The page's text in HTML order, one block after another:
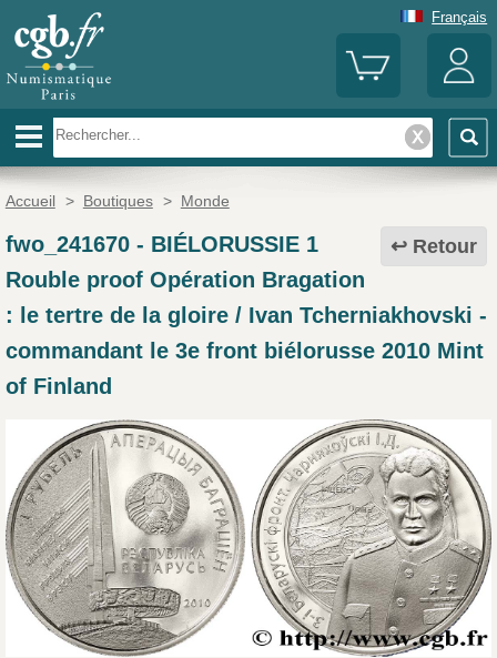
Français
Accueil > Boutiques > Monde
Retour
fwo_241670- BIÉLORUSSIE 1
Rouble proof Opération Bragation
: le tertre de la gloire / Ivan Tcherniakhovski -
commandant le 3e front biélorusse 2010 Mint
of Finland